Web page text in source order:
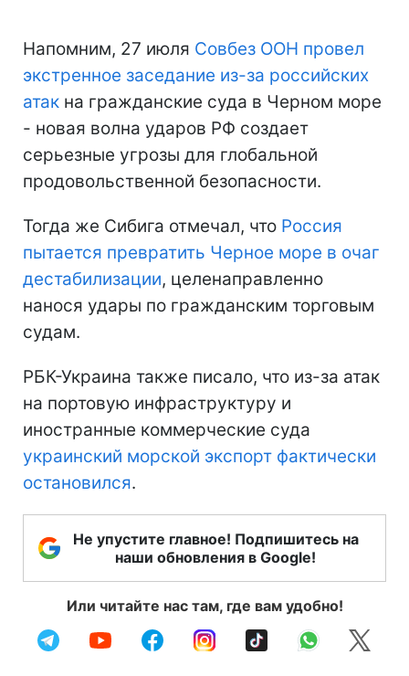
Напомним, 27 июля Совбез ООН провел
экстренное заседание из-за российских
атак на гражданские суда в Черном море
- новая волна ударов РФ создает
серьезные угрозы для глобальной
продовольственной безопасности.
Тогда же Сибига отмечал, что Россия
пытается превратить Черное море в очаг
дестабилизации, целенаправленно
нанося удары по гражданским торговым
судам.
РБК-Украина также писало, что из-за атак
на портовую инфраструктуру и
иностранные коммерческие суда
украинский морской экспорт фактически
остановился.
Не упустите главное! Подпишитесь на
наши обновления в Google!
Или читайте нас там, где вам удобно!